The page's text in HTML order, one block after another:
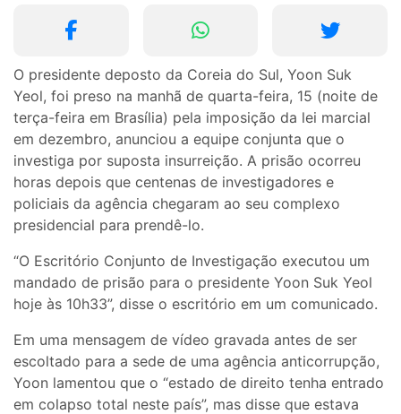
O presidente deposto da Coreia do Sul, Yoon Suk
Yeol, foi preso na manhã de quarta-feira, 15 (noite de
terça-feira em Brasília) pela imposição da lei marcial
em dezembro, anunciou a equipe conjunta que o
investiga por suposta insurreição. A prisão ocorreu
horas depois que centenas de investigadores e
policiais da agência chegaram ao seu complexo
presidencial para prendê-lo.
“O Escritório Conjunto de Investigação executou um
mandado de prisão para o presidente Yoon Suk Yeol
hoje às 10h33”, disse o escritório em um comunicado.
Em uma mensagem de vídeo gravada antes de ser
escoltado para a sede de uma agência anticorrupção,
Yoon lamentou que o “estado de direito tenha entrado
em colapso total neste país”, mas disse que estava